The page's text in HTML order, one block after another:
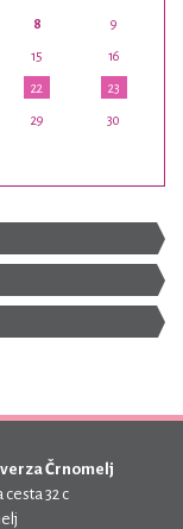
8 9
15 16
22 23
29 30
Črnomelj
32 c